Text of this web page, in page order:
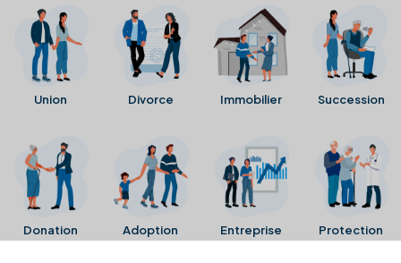
Union Divorce Immobilier Succession
Donation Adoption Entreprise Protection